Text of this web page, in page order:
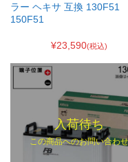
ラー ヘキサ 互換 130F51
150F51
¥23,590(税込)
入荷待ち
この商品へのお問い合わ